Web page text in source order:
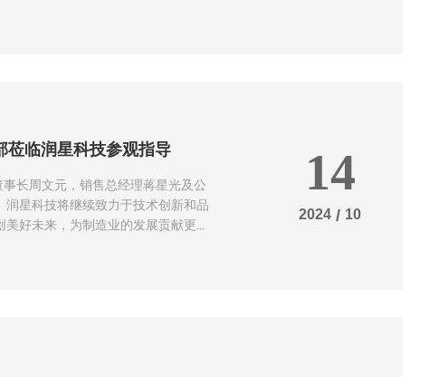
临润星科技参观指导
长周文元，销售总经理蒋星光及公
星科技将继续致力于技术创新和品
好未来，为制造业的发展贡献更多
14
2024 / 10